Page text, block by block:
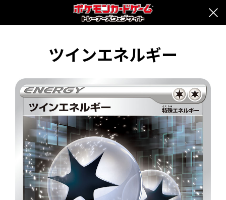
ツインエネルギー